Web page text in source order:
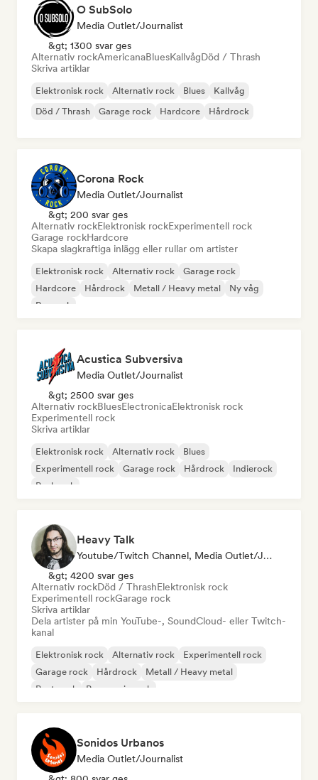
O SubSolo
Media Outlet/Journalist
&gt; 1300 svar ges
Alternativ rockAmericanaBluesKallvågDöd / Thrash
Skriva artiklar
Elektronisk rock Alternativ rock Blues
Kallvåg
Död / Thrash
Garage rock Hardcore Hårdrock
Corona Rock
Media Outlet/Journalist
&gt; 200 svar ges
Alternativ rockElektronisk rockExperimentell rock
Garage rockHardcore
Skapa slagkraftiga inlägg eller rullar om artister
Elektronisk rock Alternativ rock
Garage rock
Hardcore
Hårdrock Metall / Heavy metal
Ny våg
Poprock
Acustica Subversiva
Media Outlet/Journalist
&gt; 2500 svar ges
Alternativ rockBluesElectronicaElektronisk rock
Experimentell rock
Skriva artiklar
Elektronisk rock Alternativ rock
Blues
Experimentell rock
Garage rock Hårdrock
Indierock
Punkrock
Heavy Talk
Youtube/Twitch Channel, Media Outlet/Journalist
&gt; 4200 svar ges
Alternativ rockDöd / ThrashElektronisk rock
Experimentell rockGarage rock
Skriva artiklar
Dela artister på min YouTube-, SoundCloud- eller Twitch-
kanal
Elektronisk rock Alternativ rock
Experimentell rock
Garage rock
Hårdrock
Metall / Heavy metal
Post punk
Progressiv rock
Sonidos Urbanos
Media Outlet/Journalist